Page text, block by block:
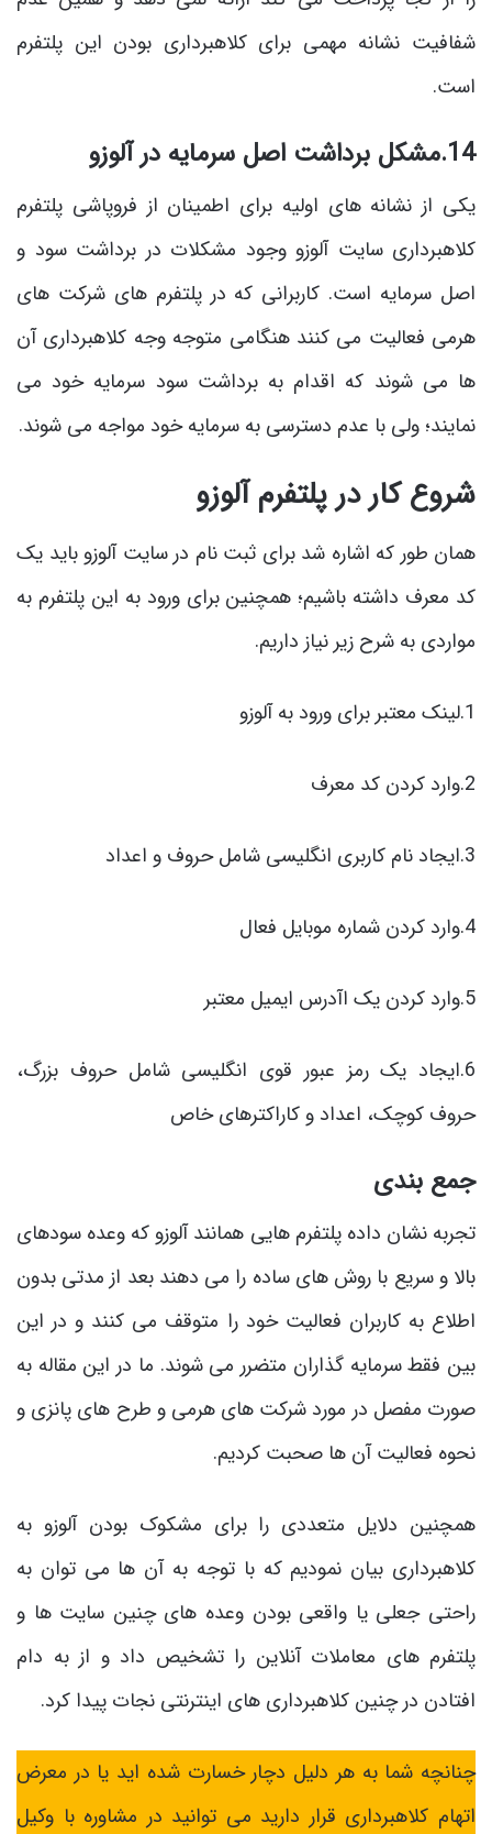
شفافیت نشانه مهمی برای کلاهبرداری بودن این پلتفرم
است.
14.مشکل برداشت اصل سرمایه در آلوزو
یکی از نشانه های اولیه برای اطمینان از فروپاشی پلتفرم
کلاهبرداری سایت آلوزو وجود مشکلات در برداشت سود و
اصل سرمایه است. کاربرانی که در پلتفرم های شرکت های
هرمی فعالیت می کنند هنگامی متوجه وجه کلاهبرداری آن
ها می شوند که اقدام به برداشت سود سرمایه خود می
نمایند؛ ولی با عدم دسترسی به سرمایه خود مواجه می شوند.
شروع کار در پلتفرم آلوزو
همان طور که اشاره شد برای ثبت نام در سایت آلوزو باید یک
کد معرف داشته باشیم؛ همچنین برای ورود به این پلتفرم به
مواردی به شرح زیر نیاز داریم.
1.لینک معتبر برای ورود به آلوزو
2.وارد کردن کد معرف
3.ایجاد نام کاربری انگلیسی شامل حروف و اعداد
4.وارد کردن شماره موبایل فعال
5.وارد کردن یک اآدرس ایمیل معتبر
6.ایجاد یک رمز عبور قوی انگلیسی شامل حروف بزرگ،
حروف کوچک، اعداد و کاراکترهای خاص
جمع بندی
تجربه نشان داده پلتفرم هایی همانند آلوزو که وعده سودهای
بالا و سریع با روش های ساده را می دهند بعد از مدتی بدون
اطلاع به کاربران فعالیت خود را متوقف می کنند و در این
بین فقط سرمایه گذاران متضرر می شوند. ما در این مقاله به
صورت مفصل در مورد شرکت های هرمی و طرح های پانزی و
نحوه فعالیت آن ها صحبت کردیم.
همچنین دلایل متعددی را برای مشکوک بودن آلوزو به
کلاهبرداری بیان نمودیم که با توجه به آن ها می توان به
راحتی جعلی یا واقعی بودن وعده های چنین سایت ها و
پلتفرم های معاملات آنلاین را تشخیص داد و از به دام
افتادن در چنین کلاهبرداری های اینترنتی نجات پیدا کرد.
چنانچه شما به هر دلیل دچار خسارت شده اید یا در معرض
اتهام کلاهبرداری قرار دارید می توانید در مشاوره با وکیل